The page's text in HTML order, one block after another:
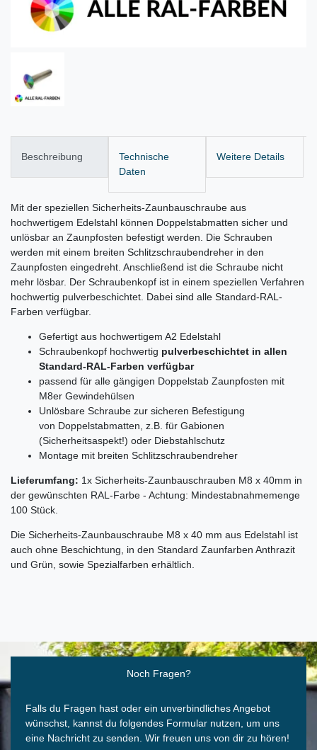
Beschreibung
Technische
Daten
Weitere Details
Mit der speziellen Sicherheits-Zaunbauschraube aus
hochwertigem Edelstahl können Doppelstabmatten sicher und
unlösbar an Zaunpfosten befestigt werden. Die Schrauben
werden mit einem breiten Schlitzschraubendreher in den
Zaunpfosten eingedreht. Anschließend ist die Schraube nicht
mehr lösbar. Der Schraubenkopf ist in einem speziellen Verfahren
hochwertig pulverbeschichtet. Dabei sind alle Standard-RAL-
Farben verfügbar.
Gefertigt aus hochwertigem A2 Edelstahl
Schraubenkopf hochwertig pulverbeschichtet in allen
Standard-RAL-Farben verfügbar
passend für alle gängigen Doppelstab Zaunpfosten mit
M8er Gewindehülsen
Unlösbare Schraube zur sicheren Befestigung
von Doppelstabmatten, z.B. für Gabionen
(Sicherheitsaspekt!) oder Diebstahlschutz
Montage mit breiten Schlitzschraubendreher
Lieferumfang: 1x Sicherheits-Zaunbauschrauben M8 x 40mm in
der gewünschten RAL-Farbe - Achtung: Mindestabnahmemenge
100 Stück.
Die Sicherheits-Zaunbauschraube M8 x 40 mm aus Edelstahl ist
auch ohne Beschichtung, in den Standard Zaunfarben Anthrazit
und Grün, sowie Spezialfarben erhältlich.
Noch Fragen?
Falls du Fragen hast oder ein unverbindliches Angebot
wünschst, kannst du folgendes Formular nutzen, um uns
eine Nachricht zu senden. Wir freuen uns von dir zu hören!
Ceres::Template.mailFormHoneypotLabel